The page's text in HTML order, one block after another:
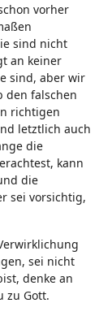
vorher
sind nicht
an keiner
sind, aber wir
den falschen
richtigen
letztlich auch
die
kann
die
sei vorsichtig,
sei nicht
denke an
zu Gott.